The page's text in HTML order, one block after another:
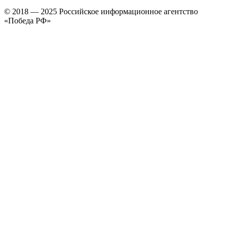
© 2018 — 2025 Российское информационное агентство
«Победа РФ»